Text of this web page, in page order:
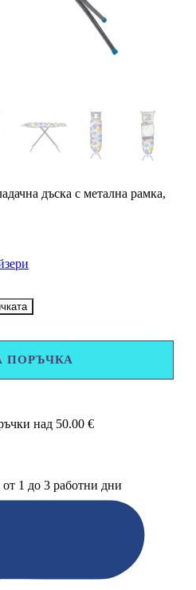
дъска с метална рамка,
ПОРЪЧКА
над 50.00 €
от 1 до 3 работни дни